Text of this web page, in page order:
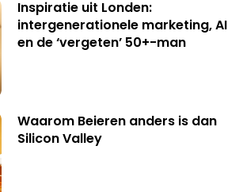
Inspiratie uit Londen:
intergenerationele marketing, AI
en de ‘vergeten’ 50+-man
Waarom Beieren anders is dan
Silicon Valley